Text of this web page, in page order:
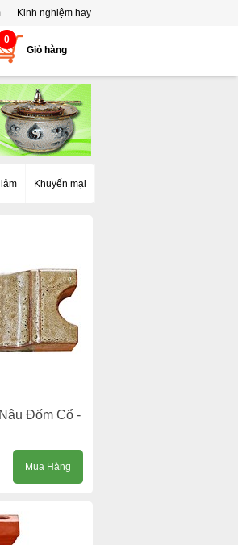
Kinh nghiệm hay
0
Giỏ hàng
Khuyến mại
Đốm Cổ -
Mua Hàng